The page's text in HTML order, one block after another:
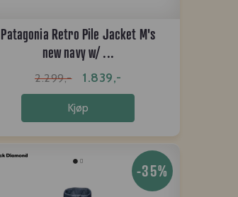
Patagonia Retro Pile Jacket M's
new navy w/ ...
2.299,- 1.839,-
Kjøp
-35%